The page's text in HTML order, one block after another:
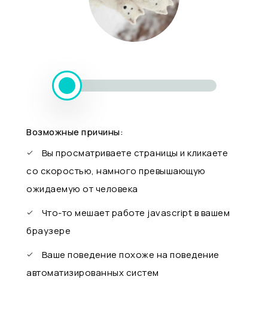
Возможные причины:
Вы просматриваете страницы и кликаете
со скоростью, намного превышающую
ожидаемую от человека
Что-то мешает работе javascript в вашем
браузере
Ваше поведение похоже на поведение
автоматизированных систем